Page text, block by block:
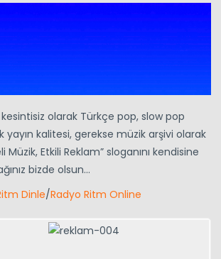
olarak Türkçe pop, slow pop
kalitesi, gerekse müzik arşivi olarak
Etkili Reklam” sloganını kendisine
bizde olsun…
Dinle/Radyo Ritm Online